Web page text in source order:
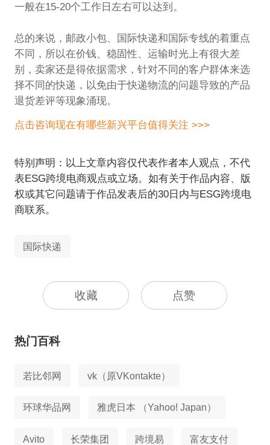
一般在15-20个工作日左右可以达到。
总的来说，邮政小包、国际快递和国际专线的着重点
不同，所以在价钱、稳固性、运输时光上有很大差
别，卖家还是得依据需求，针对不同的客户群体来选
择不同的快递，以免由于快递物流的问题导致的产品
退货差评等现象涌现。
点击咨询现在有哪些新兴平台值得关注 >>>
特别声明：以上文章内容仅代表作者本人观点，不代
表ESG跨境电商观点或立场。如有关于作品内容、版
权或其它问题请于作品发表后的30日内与ESG跨境电
商联系。
国际快递
收藏 点赞
热门百科
若比邻网 vk（原VKontakte）
环球华品网 雅虎日本 （Yahoo! Japan）
Avito 长荣集团 跨境易 富友支付